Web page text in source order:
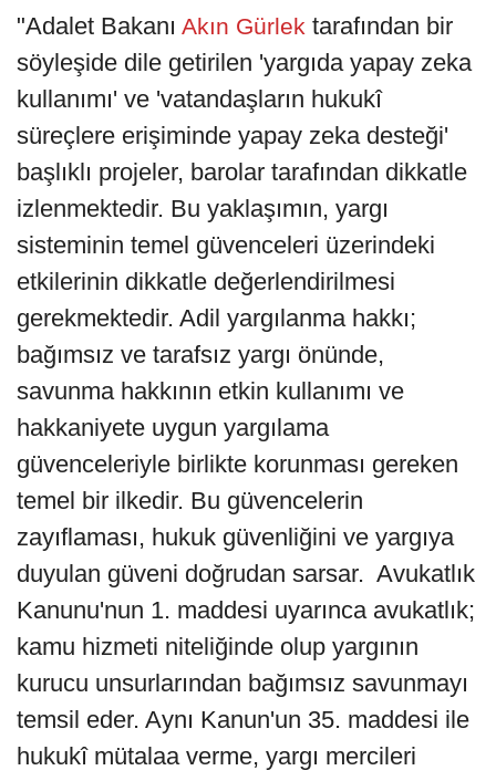
"Adalet Bakanı Akın Gürlek tarafından bir
söyleşide dile getirilen 'yargıda yapay zeka
kullanımı' ve 'vatandaşların hukukî
süreçlere erişiminde yapay zeka desteği'
başlıklı projeler, barolar tarafından dikkatle
izlenmektedir. Bu yaklaşımın, yargı
sisteminin temel güvenceleri üzerindeki
etkilerinin dikkatle değerlendirilmesi
gerekmektedir. Adil yargılanma hakkı;
bağımsız ve tarafsız yargı önünde,
savunma hakkının etkin kullanımı ve
hakkaniyete uygun yargılama
güvenceleriyle birlikte korunması gereken
temel bir ilkedir. Bu güvencelerin
zayıflaması, hukuk güvenliğini ve yargıya
duyulan güveni doğrudan sarsar. Avukatlık
Kanunu'nun 1. maddesi uyarınca avukatlık;
kamu hizmeti niteliğinde olup yargının
kurucu unsurlarından bağımsız savunmayı
temsil eder. Aynı Kanun'un 35. maddesi ile
hukukî mütalaa verme, yargı mercileri